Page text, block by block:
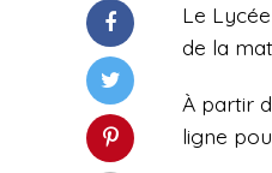
Le
de la
À partir
ligne